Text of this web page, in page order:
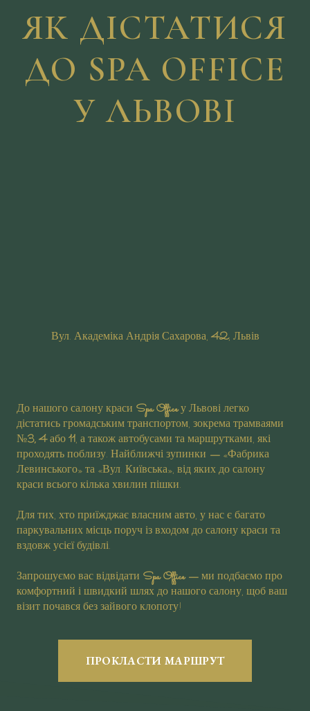
ЯК ДІСТАТИСЯ
ДО SPA OFFICE
У ЛЬВОВІ
Вул. Академіка Андрія Сахарова, 42, Львів
До нашого салону краси Spa Officeу Львові легко
дістатись громадським транспортом, зокрема трамваями
№3, 4або11, а також автобусами та маршрутками, які
проходять поблизу. Найближчі зупинки — «Фабрика
Левинського» та «Вул. Київська», від яких до салону
краси всього кілька хвилин пішки.
Для тих, хто приїжджає власним авто, у нас є багато
паркувальних місць поруч із входом до салону краси та
вздовж усієї будівлі.
Запрошуємо вас відвідати Spa Office —ми подбаємо про
комфортний і швидкий шлях до нашого салону, щоб ваш
візит почався без зайвого клопоту!
ПРОКЛАСТИ МАРШРУТ